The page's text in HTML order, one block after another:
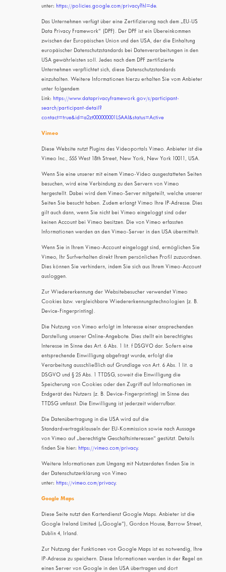
unter: https://policies.google.com/privacy?hl=de.
Das Unternehmen verfügt über eine Zertifizierung nach dem „EU-US
Data Privacy Framework“ (DPF). Der DPF ist ein Übereinkommen
zwischen der Europäischen Union und den USA, der die Einhaltung
europäischer Datenschutzstandards bei Datenverarbeitungen in den
USA gewährleisten soll. Jedes nach dem DPF zertifizierte
Unternehmen verpflichtet sich, diese Datenschutzstandards
einzuhalten. Weitere Informationen hierzu erhalten Sie vom Anbieter
unter folgendem
Link: https://www.dataprivacyframework.gov/s/participant-
search/participant-detail?
contact=true&id=a2zt000000001L5AAI&status=Active
Vimeo
Diese Website nutzt Plugins des Videoportals Vimeo. Anbieter ist die
Vimeo Inc., 555 West 18th Street, New York, New York 10011, USA.
Wenn Sie eine unserer mit einem Vimeo-Video ausgestatteten Seiten
besuchen, wird eine Verbindung zu den Servern von Vimeo
hergestellt. Dabei wird dem Vimeo-Server mitgeteilt, welche unserer
Seiten Sie besucht haben. Zudem erlangt Vimeo Ihre IP-Adresse. Dies
gilt auch dann, wenn Sie nicht bei Vimeo eingeloggt sind oder
keinen Account bei Vimeo besitzen. Die von Vimeo erfassten
Informationen werden an den Vimeo-Server in den USA übermittelt.
Wenn Sie in Ihrem Vimeo-Account eingeloggt sind, ermöglichen Sie
Vimeo, Ihr Surfverhalten direkt Ihrem persönlichen Profil zuzuordnen.
Dies können Sie verhindern, indem Sie sich aus Ihrem Vimeo-Account
ausloggen.
Zur Wiedererkennung der Websitebesucher verwendet Vimeo
Cookies bzw. vergleichbare Wiedererkennungstechnologien (z. B.
Device-Fingerprinting).
Die Nutzung von Vimeo erfolgt im Interesse einer ansprechenden
Darstellung unserer Online-Angebote. Dies stellt ein berechtigtes
Interesse im Sinne des Art. 6 Abs. 1 lit. f DSGVO dar. Sofern eine
entsprechende Einwilligung abgefragt wurde, erfolgt die
Verarbeitung ausschließlich auf Grundlage von Art. 6 Abs. 1 lit. a
DSGVO und § 25 Abs. 1 TTDSG, soweit die Einwilligung die
Speicherung von Cookies oder den Zugriff auf Informationen im
Endgerät des Nutzers (z. B. Device-Fingerprinting) im Sinne des
TTDSG umfasst. Die Einwilligung ist jederzeit widerrufbar.
Die Datenübertragung in die USA wird auf die
Standardvertragsklauseln der EU-Kommission sowie nach Aussage
von Vimeo auf „berechtigte Geschäftsinteressen“ gestützt. Details
finden Sie hier: https://vimeo.com/privacy.
Weitere Informationen zum Umgang mit Nutzerdaten finden Sie in
der Datenschutzerklärung von Vimeo
unter: https://vimeo.com/privacy.
Google Maps
Diese Seite nutzt den Kartendienst Google Maps. Anbieter ist die
Google Ireland Limited („Google“), Gordon House, Barrow Street,
Dublin 4, Irland.
Zur Nutzung der Funktionen von Google Maps ist es notwendig, Ihre
IP-Adresse zu speichern. Diese Informationen werden in der Regel an
einen Server von Google in den USA übertragen und dort